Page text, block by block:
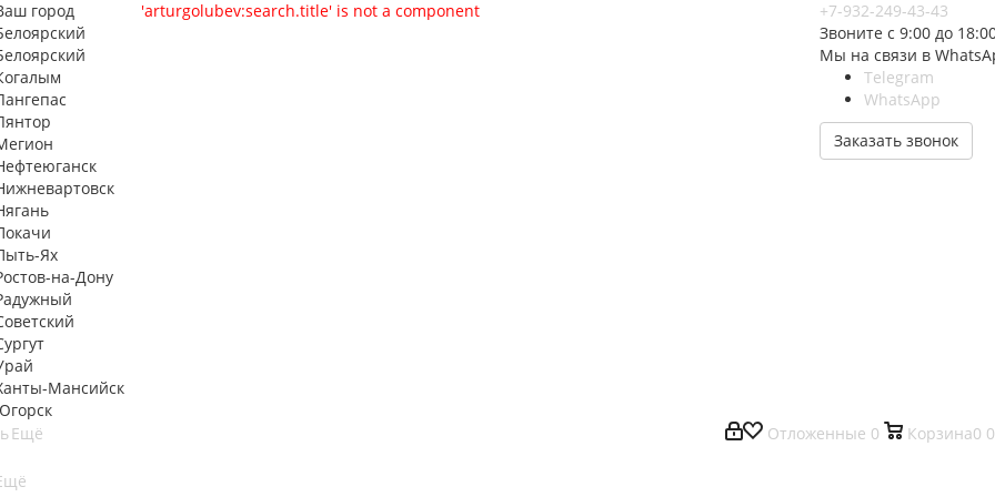
город
Ях
на-Дону
Мансийск
'arturgolubev:search.title' is not a component
+7-932-249-43-43
Звоните с 9:00 до
Мы на связи в
Telegram
WhatsApp
Заказать звонок
Отложенные 0 Корзина0 0
Ещё